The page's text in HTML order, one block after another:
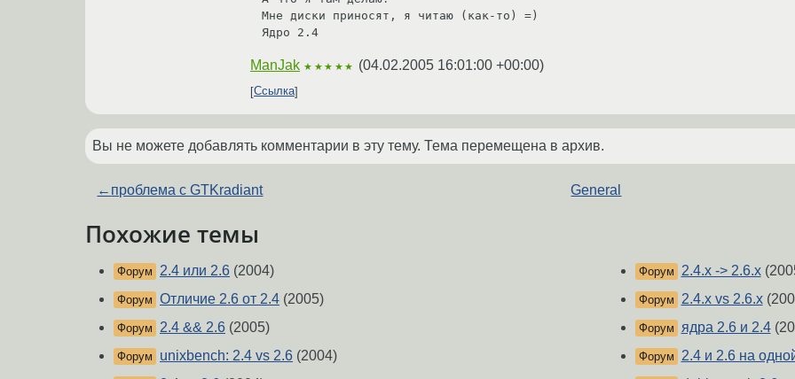
Мне диски приносят, я читаю (как-то) =)
Ядро 2.4
ManJak ★★★★★ (04.02.2005 16:01:00 +00:00)
Ссылка
Вы не можете добавлять комментарии в эту тему. Тема перемещена в архив.
← проблема с GTKradiant General
Похожие темы
Форум 2.4 или 2.6 (2004)
Форум Отличие 2.6 от 2.4 (2005)
Форум 2.4 && 2.6 (2005)
Форум unixbench: 2.4 vs 2.6 (2004)
Форум 2.4.х -> 2.6.х
Форум 2.4.x vs 2.6.x
Форум ядра 2.6 и 2.4
Форум 2.4 и 2.6 на